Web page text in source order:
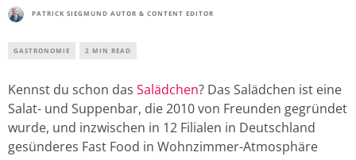
PATRICK SIEGMUND AUTOR & CONTENT EDITOR
GASTRONOMIE 2 MIN READ
Kennst du schon das Salädchen? Das Salädchen ist eine
Salat- und Suppenbar, die 2010 von Freunden gegründet
wurde, und inzwischen in 12 Filialen in Deutschland
gesünderes Fast Food in Wohnzimmer-Atmosphäre